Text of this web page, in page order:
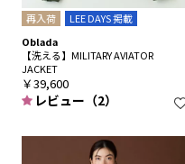
再入荷
LEE DAYS 掲載
Oblada
【洗える】MILITARY AVIATOR
JACKET
￥39,600
レビュー（2）